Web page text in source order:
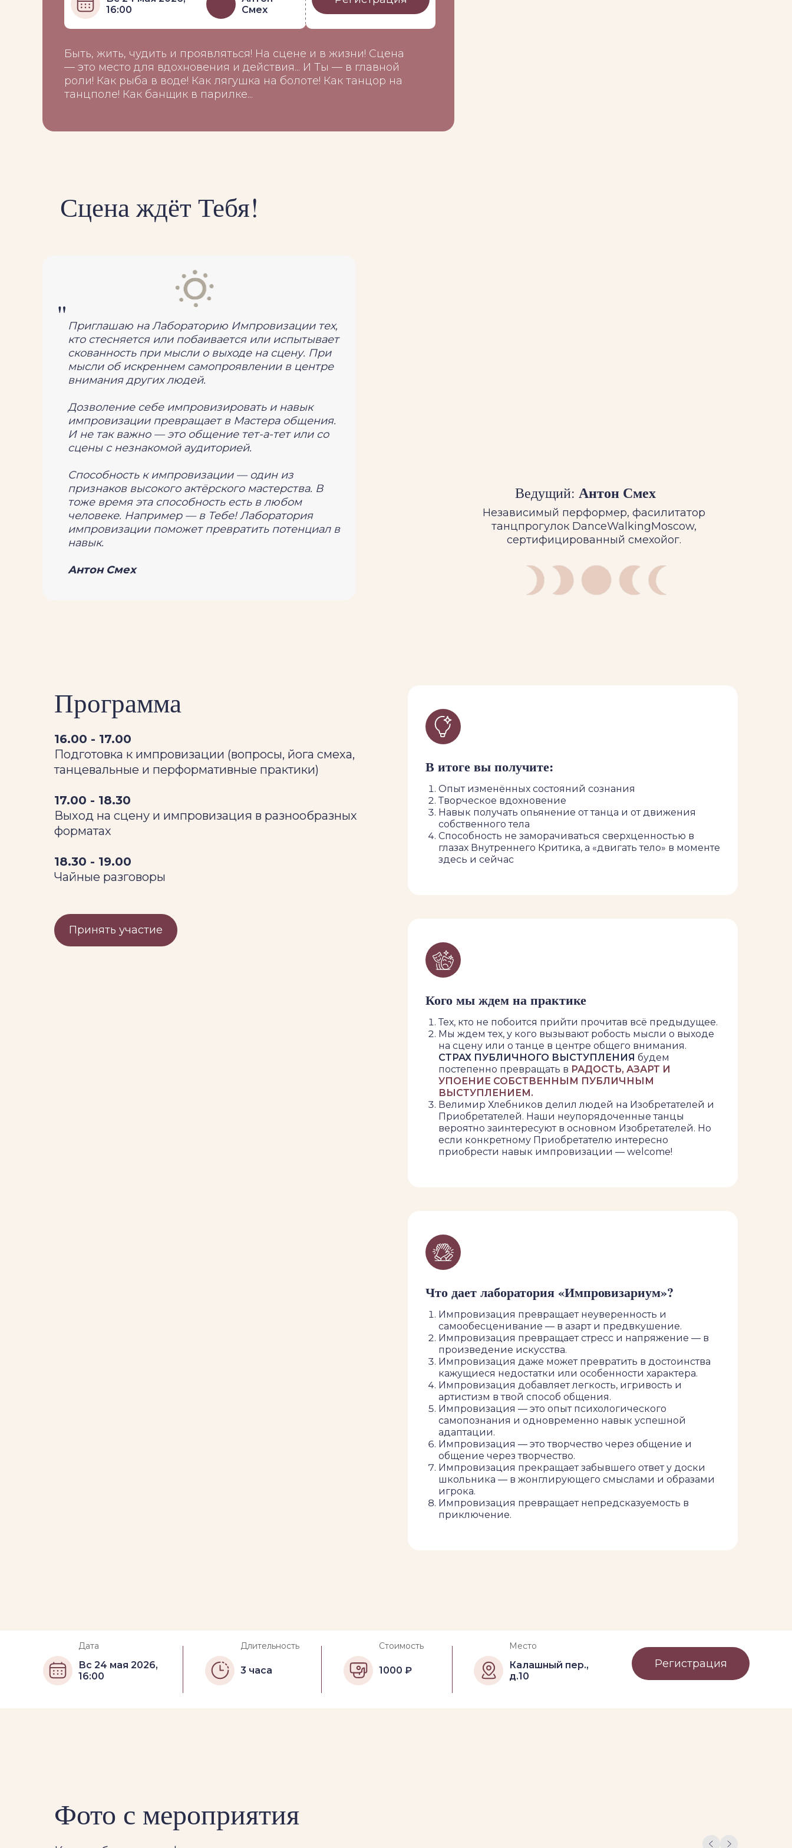
Быть, жить, чудить и проявляться! На сцене и в жизни! Сцена
— это место для вдохновения и действия... И Ты — в главной
роли! Как рыба в воде! Как лягушка на болоте! Как танцор на
танцполе! Как банщик в парилке...
16:00
Смех
Ведущий: Антон Смех
Независимый перформер, фасилитатор
танцпрогулок DanceWalkingMoscow,
сертифицированный смехойог.
Сцена ждёт Тебя!
Приглашаю на Лабораторию Импровизации тех,
кто стесняется или побаивается или испытывает
скованность при мысли о выходе на сцену. При
мысли об искреннем самопроявлении в центре
внимания других людей.
Дозволение себе импровизировать и навык
импровизации превращает в Мастера общения.
И не так важно — это общение тет-а-тет или со
сцены с незнакомой аудиторией.
Способность к импровизации — один из
признаков высокого актёрского мастерства. В
тоже время эта способность есть в любом
человеке. Например — в Тебе! Лаборатория
импровизации поможет превратить потенциал в
навык.
Антон Смех
"
Программа
16.00 - 17.00
Подготовка к импровизации (вопросы, йога смеха,
танцевальные и перформативные практики)
17.00 - 18.30
Выход на сцену и импровизация в разнообразных
форматах
18.30 - 19.00
Чайные разговоры
Принять участие
В итоге вы получите:
Опыт изменённых состояний сознания
Творческое вдохновение
Навык получать опьянение от танца и от движения
собственного тела
Способность не заморачиваться сверхценностью в
глазах Внутреннего Критика, а «двигать тело» в моменте
здесь и сейчас
Кого мы ждем на практике
Тех, кто не побоится прийти прочитав всё предыдущее.
Мы ждем тех, у кого вызывают робость мысли о выходе
на сцену или о танце в центре общего внимания.
СТРАХ ПУБЛИЧНОГО ВЫСТУПЛЕНИЯ будем
постепенно превращать в РАДОСТЬ, АЗАРТ И
УПОЕНИЕ СОБСТВЕННЫМ ПУБЛИЧНЫМ
ВЫСТУПЛЕНИЕМ.
Велимир Хлебников делил людей на Изобретателей и
Приобретателей. Наши неупорядоченные танцы
вероятно заинтересуют в основном Изобретателей. Но
если конкретному Приобретателю интересно
приобрести навык импровизации — welcome!
Что дает лаборатория «Импровизариум»?
Импровизация превращает неуверенность и
самообесценивание — в азарт и предвкушение.
Импровизация превращает стресс и напряжение — в
произведение искусства.
Импровизация даже может превратить в достоинства
кажущиеся недостатки или особенности характера.
Импровизация добавляет легкость, игривость и
артистизм в твой способ общения.
Импровизация — это опыт психологического
самопознания и одновременно навык успешной
адаптации.
Импровизация — это творчество через общение и
общение через творчество.
Импровизация прекращает забывшего ответ у доски
школьника — в жонглирующего смыслами и образами
игрока.
Импровизация превращает непредсказуемость в
приключение.
Вс 24 мая 2026,
16:00
Дата
Калашный пер.,
д.10
Место
1000 ₽
Стоимость
3 часа
Длительность
Регистрация
Фото с мероприятия